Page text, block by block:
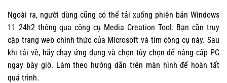
Ngoài ra, người dùng cũng có thể tải xuống phiên bản Windows
11 24h2 thông qua công cụ Media Creation Tool. Bạn cần truy
cập trang web chính thức của Microsoft và tìm công cụ này. Sau
khi tải về, hãy chạy ứng dụng và chọn tùy chọn để nâng cấp PC
ngay bây giờ. Làm theo hướng dẫn trên màn hình để hoàn tất
quá trình.